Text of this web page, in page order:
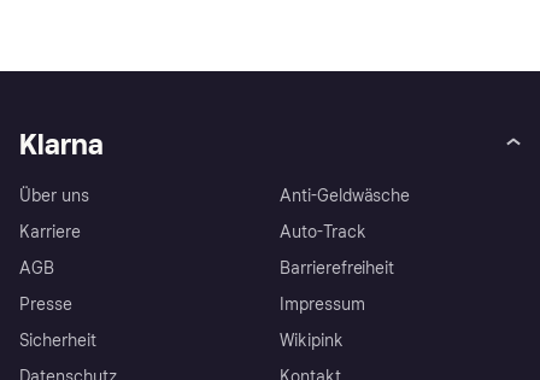
Klarna
Über uns
Karriere
AGB
Presse
Sicherheit
Anti-Geldwäsche
Auto-Track
Barrierefreiheit
Impressum
Wikipink